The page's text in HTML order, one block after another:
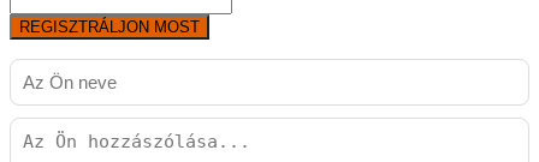
REGISZTRÁLJON MOST